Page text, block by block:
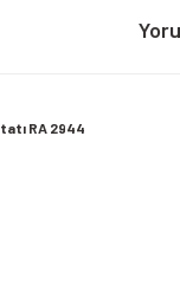
RA 2944